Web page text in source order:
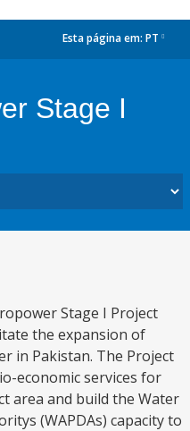
Esta página em: PT
Stage I
Stage I Project
the expansion of
in Pakistan. The Project
economic services for
area and build the Water
(WAPDAs) capacity to